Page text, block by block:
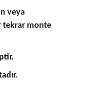
veya
tekrar monte